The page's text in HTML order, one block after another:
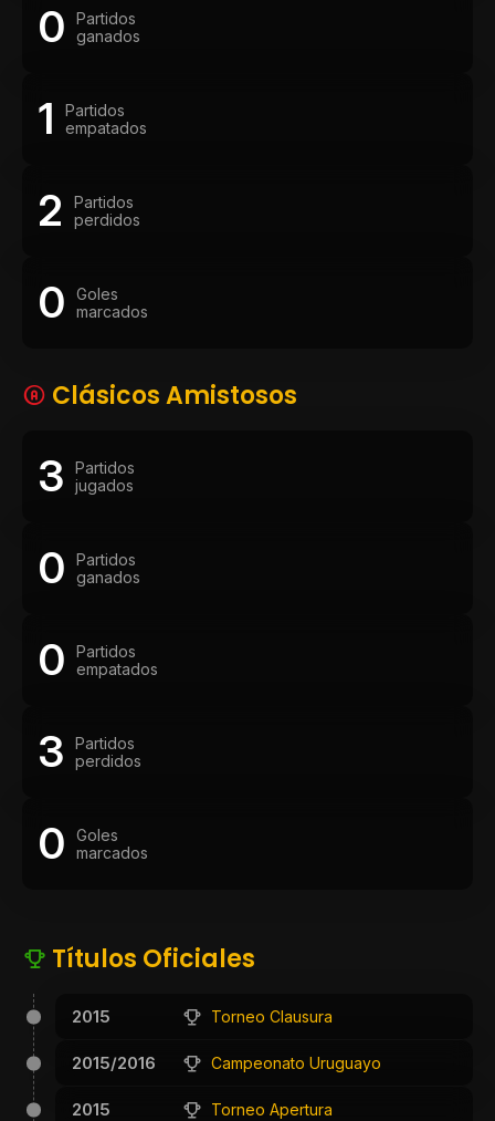
0
Partidos
ganados
1
Partidos
empatados
2
Partidos
perdidos
0
Goles
marcados
Clásicos Amistosos
3
Partidos
jugados
0
Partidos
ganados
0
Partidos
empatados
3
Partidos
perdidos
0
Goles
marcados
Títulos Oficiales
2015 Torneo Clausura
2015/2016 Campeonato Uruguayo
2015 Torneo Apertura